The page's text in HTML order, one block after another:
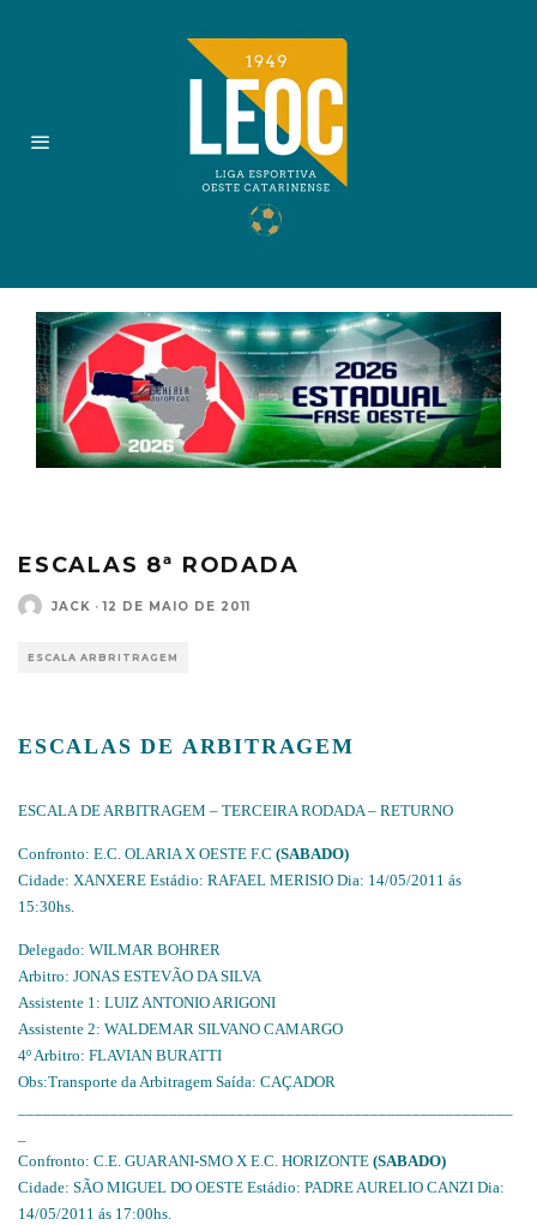
ESCALAS 8ª RODADA
JACK · 12 DE MAIO DE 2011
ESCALA ARBRITRAGEM
ESCALAS DE ARBITRAGEM
ESCALA DE ARBITRAGEM – TERCEIRA RODADA – RETURNO
Confronto: E.C. OLARIA X OESTE F.C (SABADO)
Cidade: XANXERE Estádio: RAFAEL MERISIO Dia: 14/05/2011 ás
15:30hs.
Delegado: WILMAR BOHRER
Arbitro: JONAS ESTEVÃO DA SILVA
Assistente 1: LUIZ ANTONIO ARIGONI
Assistente 2: WALDEMAR SILVANO CAMARGO
4º Arbitro: FLAVIAN BURATTI
Obs:Transporte da Arbitragem Saída: CAÇADOR
Confronto: C.E. GUARANI-SMO X E.C. HORIZONTE (SABADO)
Cidade: SÃO MIGUEL DO OESTE Estádio: PADRE AURELIO CANZI Dia:
14/05/2011 ás 17:00hs.